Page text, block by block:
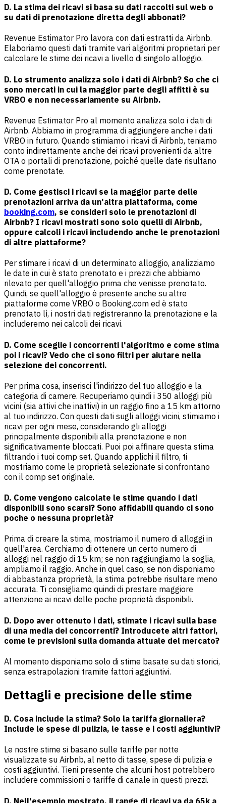
D. La stima dei ricavi si basa su dati raccolti sul web o
su dati di prenotazione diretta degli abbonati?
Revenue Estimator Pro lavora con dati estratti da Airbnb.
Elaboriamo questi dati tramite vari algoritmi proprietari per
calcolare le stime dei ricavi a livello di singolo alloggio.
D. Lo strumento analizza solo i dati di Airbnb? So che ci
sono mercati in cui la maggior parte degli affitti è su
VRBO e non necessariamente su Airbnb.
Revenue Estimator Pro al momento analizza solo i dati di
Airbnb. Abbiamo in programma di aggiungere anche i dati
VRBO in futuro. Quando stimiamo i ricavi di Airbnb, teniamo
conto indirettamente anche dei ricavi provenienti da altre
OTA o portali di prenotazione, poiché quelle date risultano
come prenotate.
D. Come gestisci i ricavi se la maggior parte delle
prenotazioni arriva da un'altra piattaforma, come
booking.com, se consideri solo le prenotazioni di
Airbnb? I ricavi mostrati sono solo quelli di Airbnb,
oppure calcoli i ricavi includendo anche le prenotazioni
di altre piattaforme?
Per stimare i ricavi di un determinato alloggio, analizziamo
le date in cui è stato prenotato e i prezzi che abbiamo
rilevato per quell'alloggio prima che venisse prenotato.
Quindi, se quell'alloggio è presente anche su altre
piattaforme come VRBO o Booking.com ed è stato
prenotato lì, i nostri dati registreranno la prenotazione e la
includeremo nei calcoli dei ricavi.
D. Come sceglie i concorrenti l'algoritmo e come stima
poi i ricavi? Vedo che ci sono filtri per aiutare nella
selezione dei concorrenti.
Per prima cosa, inserisci l'indirizzo del tuo alloggio e la
categoria di camere. Recuperiamo quindi i 350 alloggi più
vicini (sia attivi che inattivi) in un raggio fino a 15 km attorno
al tuo indirizzo. Con questi dati sugli alloggi vicini, stimiamo i
ricavi per ogni mese, considerando gli alloggi
principalmente disponibili alla prenotazione e non
significativamente bloccati. Puoi poi affinare questa stima
filtrando i tuoi comp set. Quando applichi il filtro, ti
mostriamo come le proprietà selezionate si confrontano
con il comp set originale.
D. Come vengono calcolate le stime quando i dati
disponibili sono scarsi? Sono affidabili quando ci sono
poche o nessuna proprietà?
Prima di creare la stima, mostriamo il numero di alloggi in
quell'area. Cerchiamo di ottenere un certo numero di
alloggi nel raggio di 15 km; se non raggiungiamo la soglia,
ampliamo il raggio. Anche in quel caso, se non disponiamo
di abbastanza proprietà, la stima potrebbe risultare meno
accurata. Ti consigliamo quindi di prestare maggiore
attenzione ai ricavi delle poche proprietà disponibili.
D. Dopo aver ottenuto i dati, stimate i ricavi sulla base
di una media dei concorrenti? Introducete altri fattori,
come le previsioni sulla domanda attuale del mercato?
Al momento disponiamo solo di stime basate su dati storici,
senza estrapolazioni tramite fattori aggiuntivi.
Dettagli e precisione delle stime
D. Cosa include la stima? Solo la tariffa giornaliera?
Include le spese di pulizia, le tasse e i costi aggiuntivi?
Le nostre stime si basano sulle tariffe per notte
visualizzate su Airbnb, al netto di tasse, spese di pulizia e
costi aggiuntivi. Tieni presente che alcuni host potrebbero
includere commissioni o tariffe di canale in questi prezzi.
D. Nell'esempio mostrato, il range di ricavi va da 65k a